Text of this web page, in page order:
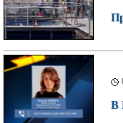
В